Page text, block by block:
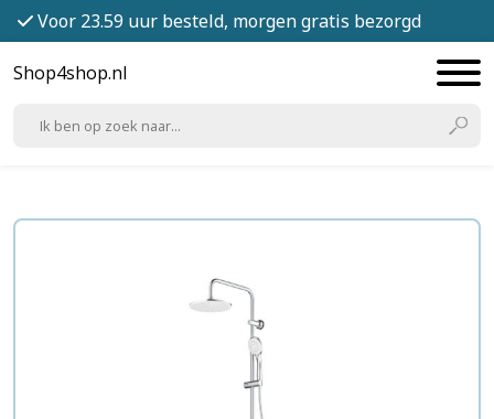
Voor 23.59 uur besteld, morgen gratis bezorgd
Shop4shop.nl